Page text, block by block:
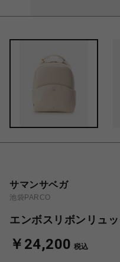
サマンサベガ
池袋PARCO
エンボスリボンリュ
￥24,200 税込